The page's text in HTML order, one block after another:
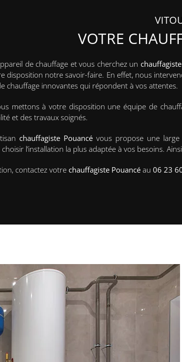
VOTRE
de chauffage et vous cherchez un chauffagiste
disposition notre savoir-faire. En effet, nous
chauffage innovantes qui répondent à vos attentes.
mettons à votre disposition une équipe de
et des travaux soignés.
chauffagiste Pouancé vous propose une
l’installation la plus adaptée à vos besoins.
contactez votre chauffagiste Pouancé au 06 23